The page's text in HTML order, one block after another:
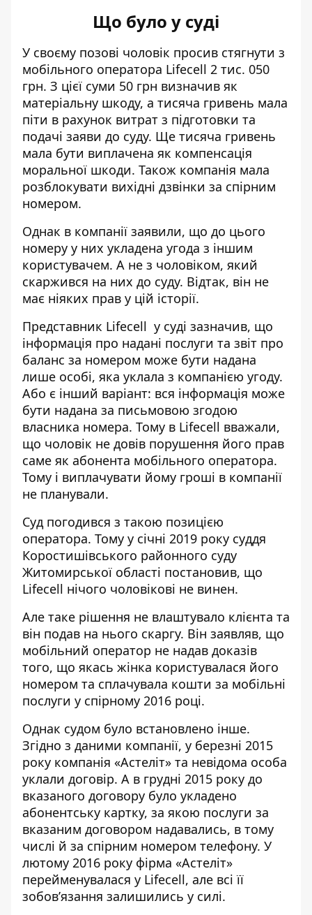
Що було у суді
У своєму позові чоловік просив стягнути з
мобільного оператора Lifecell 2 тис. 050
грн. З цієї суми 50 грн визначив як
матеріальну шкоду, а тисяча гривень мала
піти в рахунок витрат з підготовки та
подачі заяви до суду. Ще тисяча гривень
мала бути виплачена як компенсація
моральної шкоди. Також компанія мала
розблокувати вихідні дзвінки за спірним
номером.
Однак в компанії заявили, що до цього
номеру у них укладена угода з іншим
користувачем. А не з чоловіком, який
скаржився на них до суду. Відтак, він не
має ніяких прав у цій історії.
Представник Lifecell у суді зазначив, що
інформація про надані послуги та звіт про
баланс за номером може бути надана
лише особі, яка уклала з компанією угоду.
Або є інший варіант: вся інформація може
бути надана за письмовою згодою
власника номера. Тому в Lifecell вважали,
що чоловік не довів порушення його прав
саме як абонента мобільного оператора.
Тому і виплачувати йому гроші в компанії
не планували.
Суд погодився з такою позицією
оператора. Тому у січні 2019 року суддя
Коростишівського районного суду
Житомирської області постановив, що
Lifecell нічого чоловікові не винен.
Але таке рішення не влаштувало клієнта та
він подав на нього скаргу. Він заявляв, що
мобільний оператор не надав доказів
того, що якась жінка користувалася його
номером та сплачувала кошти за мобільні
послуги у спірному 2016 році.
Однак судом було встановлено інше.
Згідно з даними компанії, у березні 2015
року компанія «Астеліт» та невідома особа
уклали договір. А в грудні 2015 року до
вказаного договору було укладено
абонентську картку, за якою послуги за
вказаним договором надавались, в тому
числі й за спірним номером телефону. У
лютому 2016 року фірма «Астеліт»
перейменувалася у Lifecell, але всі її
зобов’язання залишились у силі.